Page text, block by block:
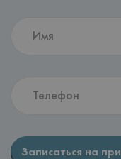
Записаться на